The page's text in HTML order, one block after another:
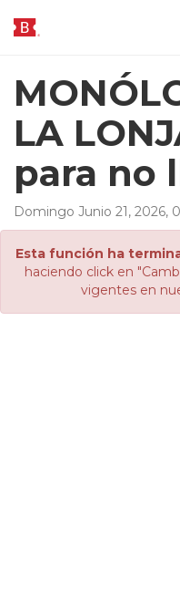
LA
para no
Domingo Junio 21, 2026,
Esta función ha
haciendo click en
vigentes en